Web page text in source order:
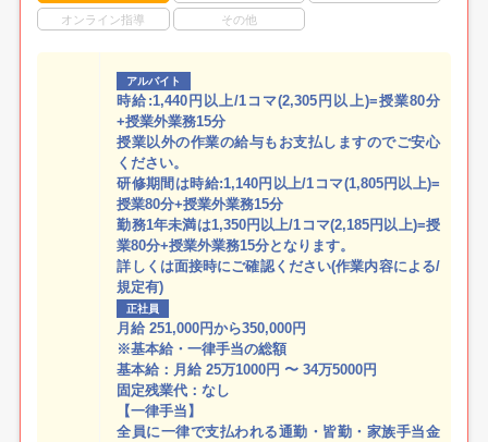
オンライン指導 その他
アルバイト
時給:1,440円以上/1コマ(2,305円以上)=授業80分
+授業外業務15分
授業以外の作業の給与もお支払しますのでご安心
ください。
研修期間は時給:1,140円以上/1コマ(1,805円以上)=
授業80分+授業外業務15分
勤務1年未満は1,350円以上/1コマ(2,185円以上)=授
業80分+授業外業務15分となります。
詳しくは面接時にご確認ください(作業内容による/
規定有)
正社員
月給 251,000円から350,000円
※基本給・一律手当の総額
基本給：月給 25万1000円 〜 34万5000円
固定残業代：なし
【一律手当】
全員に一律で支払われる通勤・皆勤・家族手当金